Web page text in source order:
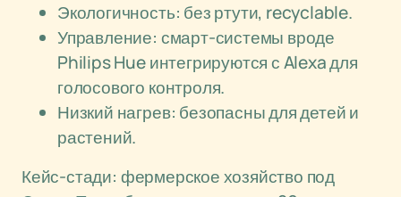
Экологичность: без ртути, recyclable.
Управление: смарт-системы вроде
Philips Hue интегрируются с Alexa для
голосового контроля.
Низкий нагрев: безопасны для детей и
растений.
Кейс-стади: фермерское хозяйство под